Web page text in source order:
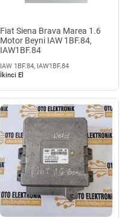
Fiat Siena Brava Marea 1.6
Motor Beyni IAW 1BF.84,
IAW1BF.84
IAW 1BF.84, IAW1BF.84
İkinci El